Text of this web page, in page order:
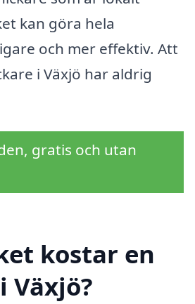
kan göra hela
och mer effektiv. Att
i Växjö har aldrig
gratis och utan
kostar en
Växjö?